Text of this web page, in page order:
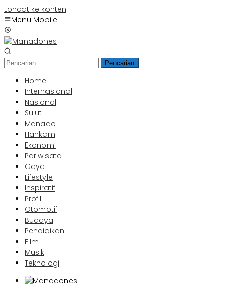
Loncat ke konten
Menu Mobile
Pencarian
Home
Internasional
Nasional
Sulut
Manado
Hankam
Ekonomi
Pariwisata
Gaya
Lifestyle
Inspiratif
Profil
Otomotif
Budaya
Pendidikan
Film
Musik
Teknologi